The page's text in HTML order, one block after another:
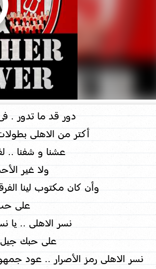
دور قد ما تدور .
أكتر من الاهلى
عشنا و شفنا ..
ولا غير
وأن كان مكتوب لينا
على
نسر الاهلى .. يا
على حبك جيل
نسر الاهلى رمز الأصرار .. عود